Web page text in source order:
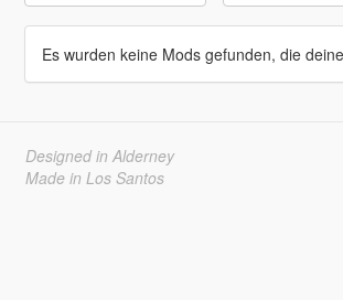
Es wurden keine Mods gefunden, die
Designed in Alderney
Made in Los Santos